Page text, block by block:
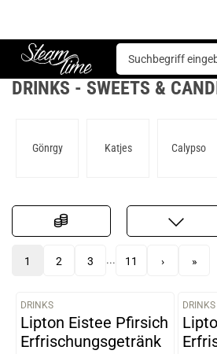
Steam time
Sweets & Candies Drinks
DRINKS - SWEETS &
Gönrgy Katjes Calypso
1 2 3 ... 11 › »
VARIANTEN
DRINKS
Lipton Eistee Pfirsich
Erfrischungsgetränk
DRINKS